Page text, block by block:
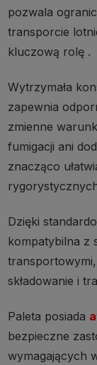
pozwala
transporcie
kluczową rolę .
Wytrzymała
zapewnia
zmienne
fumigacji ani
znacząco
Dzięki
kompatybilna z
składowanie i
Paleta posiada
bezpieczne
wymagających